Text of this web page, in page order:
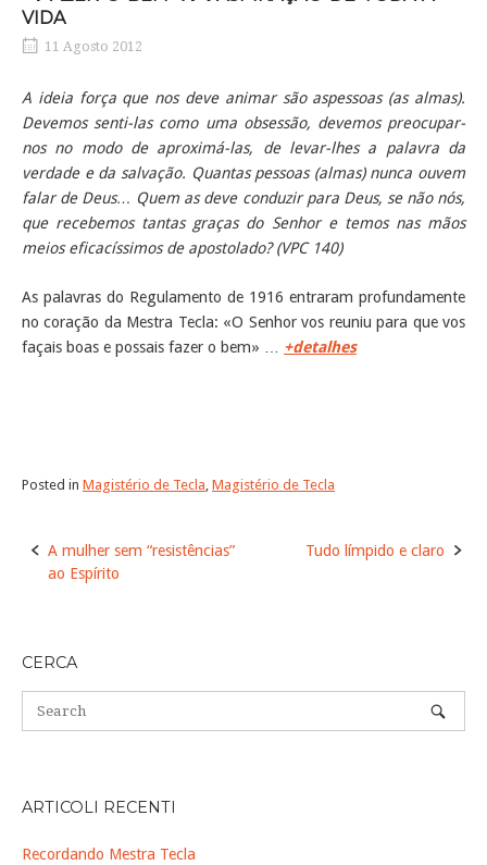
vida
11 Agosto 2012
A ideia força que nos deve animar são aspessoas (as almas).
Devemos senti-las como uma obsessão, devemos preocupar-
nos no modo de aproximá-las, de levar-lhes a palavra da
verdade e da salvação. Quantas pessoas (almas) nunca ouvem
falar de Deus… Quem as deve conduzir para Deus, se não nós,
que recebemos tantas graças do Senhor e temos nas mãos
meios eficacíssimos de apostolado? (VPC 140)
As palavras do Regulamento de 1916 entraram profundamente
no coração da Mestra Tecla: «O Senhor vos reuniu para que vos
façais boas e possais fazer o bem» … +detalhes
Posted in Magistério de Tecla Magistério de Tecla
Post
navigation
A mulher sem “resistências”
ao Espírito
Tudo límpido e claro
CERCA
ARTICOLI RECENTI
Recordando Mestra Tecla